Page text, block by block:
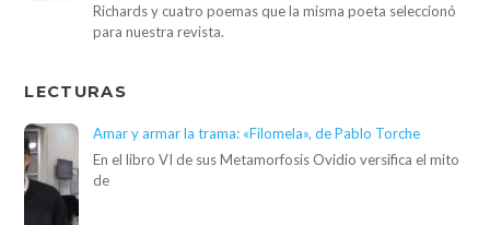
Richards y cuatro poemas que la misma poeta seleccionó
para nuestra revista.
LECTURAS
Amar y armar la trama: «Filomela», de Pablo Torche
En el libro VI de sus Metamorfosis Ovidio versifica el mito
de